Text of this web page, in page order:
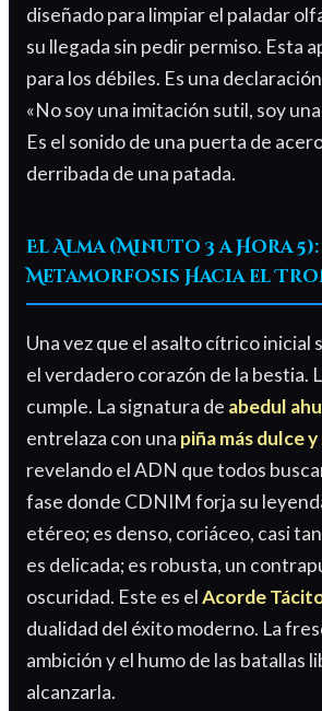
diseñado para limpiar el paladar
su llegada sin pedir permiso. Esta
para los débiles. Es una
«No soy una imitación sutil, soy
Es el sonido de una puerta de
derribada de una patada.
El Alma (Minuto 3 a Hora 5):
Metamorfosis Hacia el
Una vez que el asalto cítrico inicial
el verdadero corazón de la bestia.
cumple. La signatura de abedul
entrelaza con una piña más dulce
revelando el ADN que todos
fase donde CDNIM forja su
etéreo; es denso, coriáceo, casi
es delicada; es robusta, un
oscuridad. Este es elAcorde
dualidad del éxito moderno. La
ambición y el humo de las batallas
alcanzarla.